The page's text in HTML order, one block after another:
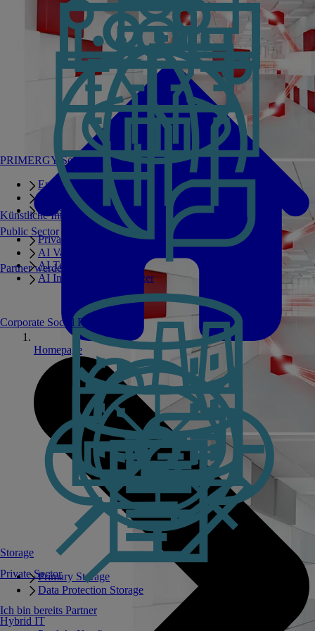
PRIMERGY Servers
Enterprise AI Server Portfolio
Benchmarks
Infrastructure Manager
Storage
Primary Storage
Data Protection Storage
Künstliche Intelligenz
Private GPT
AI Validated Designs
AI Test Drive
AI Infrastructure Manager
Hybrid IT
Public Sector
Private Sector
Partner werden
Ich bin bereits Partner
Corporate Social Responsibility
Homepage